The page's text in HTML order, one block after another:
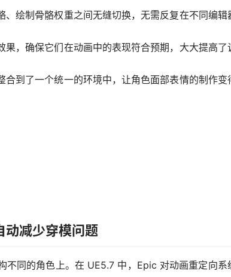
、绘制骨骼权重之间无缝切换，无需反复在不同编辑
果，确保它们在动画中的表现符合预期，大大提高了
合到了一个统一的环境中，让角色面部表情的制作变
动减少穿模问题
不同的角色上。在 UE5.7 中，Epic 对动画重定向系